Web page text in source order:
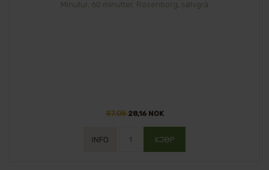
Minutur, 60 minutter, Rosenborg, sølvgrå
37,0528,16 NOK